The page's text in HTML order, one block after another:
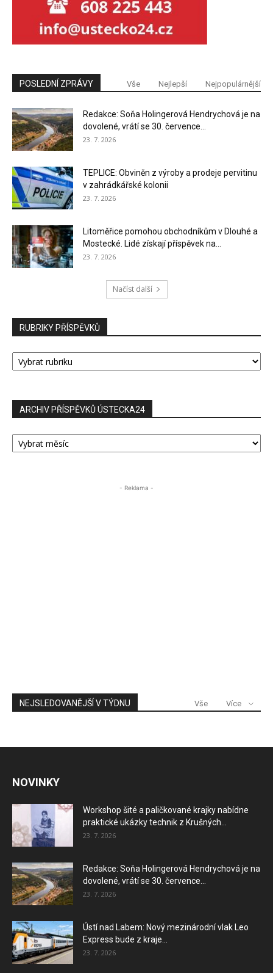
POSLEDNÍ ZPRÁVY Vše Nejlepší Nejpopulárnější
Redakce: Soňa Holingerová Hendrychová je na
dovolené, vrátí se 30. července...
23. 7. 2026
TEPLICE: Obviněn z výroby a prodeje pervitinu
v zahrádkářské kolonii
23. 7. 2026
Litoměřice pomohou obchodníkům v Dlouhé a
Mostecké. Lidé získají příspěvek na...
23. 7. 2026
Načíst další
RUBRIKY PŘÍSPĚVKŮ
RUBRIKY
PŘÍSPĚVKŮ
ARCHIV PŘÍSPĚVKŮ ÚSTECKA24
ARCHIV
PŘÍSPĚVKŮ
- Reklama -
NEJSLEDOVANĚJŠÍ V TÝDNU Vše Více
NOVINKY
Workshop šité a paličkované krajky nabídne
praktické ukázky technik z Krušných...
23. 7. 2026
Redakce: Soňa Holingerová Hendrychová je na
dovolené, vrátí se 30. července...
23. 7. 2026
Ústí nad Labem: Nový mezinárodní vlak Leo
Express bude z kraje...
23. 7. 2026